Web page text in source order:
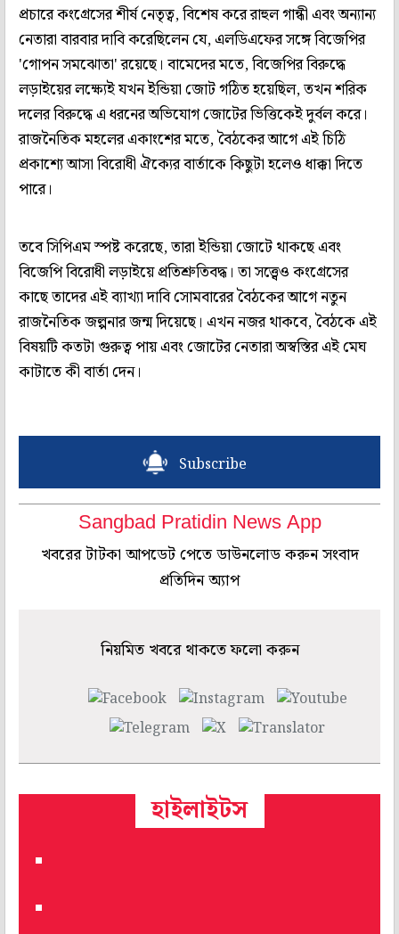
প্রচারে কংগ্রেসের শীর্ষ নেতৃত্ব, বিশেষ করে রাহুল গান্ধী এবং অন্যান্য
নেতারা বারবার দাবি করেছিলেন যে, এলডিএফের সঙ্গে বিজেপির
'গোপন সমঝোতা' রয়েছে। বামেদের মতে, বিজেপির বিরুদ্ধে
লড়াইয়ের লক্ষ্যেই যখন ইন্ডিয়া জোট গঠিত হয়েছিল, তখন শরিক
দলের বিরুদ্ধে এ ধরনের অভিযোগ জোটের ভিত্তিকেই দুর্বল করে।
রাজনৈতিক মহলের একাংশের মতে, বৈঠকের আগে এই চিঠি
প্রকাশ্যে আসা বিরোধী ঐক্যের বার্তাকে কিছুটা হলেও ধাক্কা দিতে
পারে।
তবে সিপিএম স্পষ্ট করেছে, তারা ইন্ডিয়া জোটে থাকছে এবং
বিজেপি বিরোধী লড়াইয়ে প্রতিশ্রুতিবদ্ধ। তা সত্ত্বেও কংগ্রেসের
কাছে তাদের এই ব্যাখ্যা দাবি সোমবারের বৈঠকের আগে নতুন
রাজনৈতিক জল্পনার জন্ম দিয়েছে। এখন নজর থাকবে, বৈঠকে এই
বিষয়টি কতটা গুরুত্ব পায় এবং জোটের নেতারা অস্বস্তির এই মেঘ
কাটাতে কী বার্তা দেন।
Subscribe
Sangbad Pratidin News App
খবরের টাটকা আপডেট পেতে ডাউনলোড করুন সংবাদ
প্রতিদিন অ্যাপ
নিয়মিত খবরে থাকতে ফলো করুন
হাইলাইটস